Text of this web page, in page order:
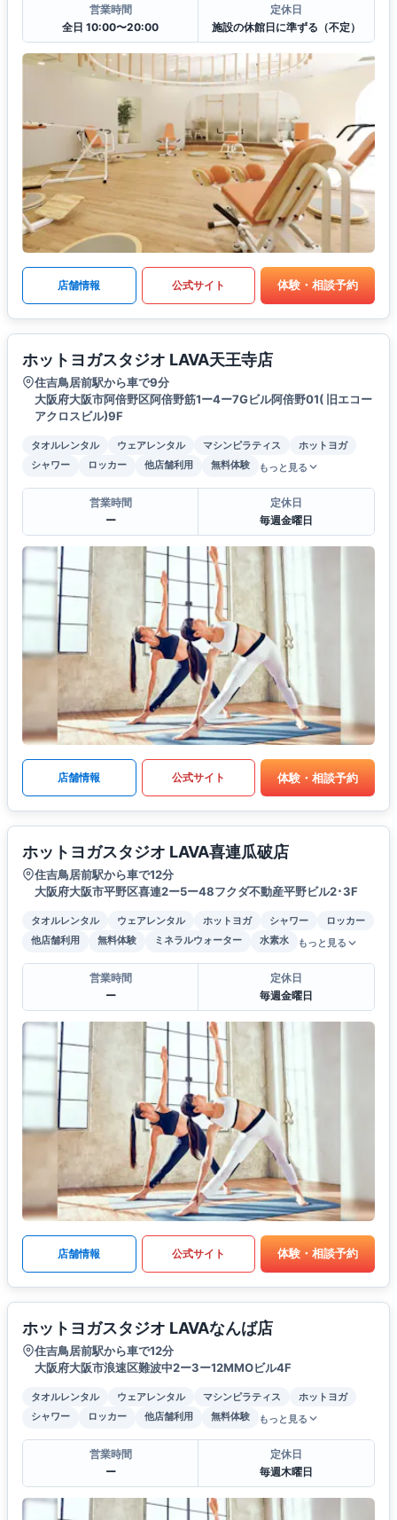
営業時間
全日 10:00〜20:00
定休日
施設の休館日に準ずる（不定）
店舗情報 公式サイト 体験・相談予約
ホットヨガスタジオ LAVA天王寺店
住吉鳥居前駅から車で9分
大阪府大阪市阿倍野区阿倍野筋1ー4ー7Gビル阿倍野01( 旧エコー
アクロスビル)9F
タオルレンタル ウェアレンタル マシンピラティス
ホットヨガ
シャワー
ロッカー 他店舗利用 無料体験 もっと見る
営業時間
ー
定休日
毎週金曜日
店舗情報 公式サイト 体験・相談予約
ホットヨガスタジオ LAVA喜連瓜破店
住吉鳥居前駅から車で12分
大阪府大阪市平野区喜連2ー5ー48フクダ不動産平野ビル2･3F
タオルレンタル ウェアレンタル ホットヨガ シャワー
ロッカー
他店舗利用
無料体験 ミネラルウォーター 水素水 もっと見る
営業時間
ー
定休日
毎週金曜日
店舗情報 公式サイト 体験・相談予約
ホットヨガスタジオ LAVAなんば店
住吉鳥居前駅から車で12分
大阪府大阪市浪速区難波中2ー3ー12MMOビル4F
タオルレンタル ウェアレンタル マシンピラティス
ホットヨガ
シャワー
ロッカー 他店舗利用 無料体験 もっと見る
営業時間
ー
定休日
毎週木曜日